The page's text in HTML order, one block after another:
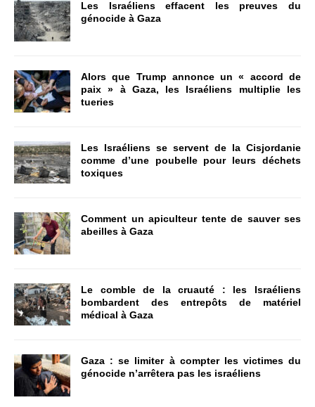
Les Israéliens effacent les preuves du
génocide à Gaza
Alors que Trump annonce un « accord de
paix » à Gaza, les Israéliens multiplie les
tueries
Les Israéliens se servent de la Cisjordanie
comme d’une poubelle pour leurs déchets
toxiques
Comment un apiculteur tente de sauver ses
abeilles à Gaza
Le comble de la cruauté : les Israéliens
bombardent des entrepôts de matériel
médical à Gaza
Gaza : se limiter à compter les victimes du
génocide n’arrêtera pas les israéliens